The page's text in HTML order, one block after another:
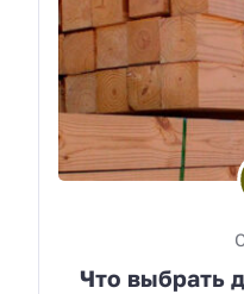
Что выбрать